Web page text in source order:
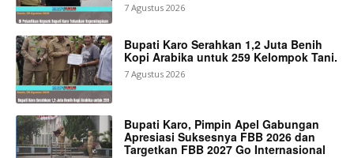
7 Agustus 2026
Bupati Karo Serahkan 1,2 Juta Benih
Kopi Arabika untuk 259 Kelompok Tani.
7 Agustus 2026
Bupati Karo, Pimpin Apel Gabungan
Apresiasi Suksesnya FBB 2026 dan
Targetkan FBB 2027 Go Internasional